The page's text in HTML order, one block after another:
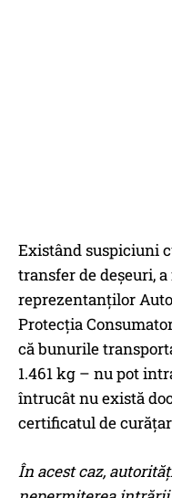
Existând suspiciuni
transfer de deşeuri,
reprezentanților
Protecția
că bunurile
1.461 kg – nu pot
întrucât nu există
certificatul de
În acest caz,